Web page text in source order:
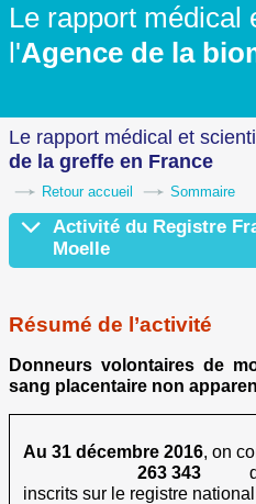
Le rapport médical
l'Agence de la
Le rapport médical et
de la greffe en France
Retour accueil Sommaire
Activité du Registre
Moelle
Résumé de l’activité
Donneurs volontaires de
sang placentaire non
Au 31 décembre 2016, on
263 343
inscrits sur le registre